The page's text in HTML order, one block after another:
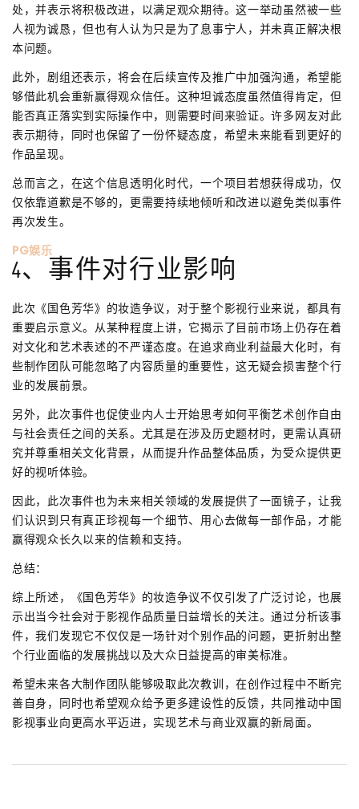
处，并表示将积极改进，以满足观众期待。这一举动虽然被一些
人视为诚恳，但也有人认为只是为了息事宁人，并未真正解决根
本问题。
此外，剧组还表示，将会在后续宣传及推广中加强沟通，希望能
够借此机会重新赢得观众信任。这种坦诚态度虽然值得肯定，但
能否真正落实到实际操作中，则需要时间来验证。许多网友对此
表示期待，同时也保留了一份怀疑态度，希望未来能看到更好的
作品呈现。
总而言之，在这个信息透明化时代，一个项目若想获得成功，仅
仅依靠道歉是不够的，更需要持续地倾听和改进以避免类似事件
再次发生。
PG娱乐
4、事件对行业影响
此次《国色芳华》的妆造争议，对于整个影视行业来说，都具有
重要启示意义。从某种程度上讲，它揭示了目前市场上仍存在着
对文化和艺术表述的不严谨态度。在追求商业利益最大化时，有
些制作团队可能忽略了内容质量的重要性，这无疑会损害整个行
业的发展前景。
另外，此次事件也促使业内人士开始思考如何平衡艺术创作自由
与社会责任之间的关系。尤其是在涉及历史题材时，更需认真研
究并尊重相关文化背景，从而提升作品整体品质，为受众提供更
好的视听体验。
因此，此次事件也为未来相关领域的发展提供了一面镜子，让我
们认识到只有真正珍视每一个细节、用心去做每一部作品，才能
赢得观众长久以来的信赖和支持。
总结：
综上所述，《国色芳华》的妆造争议不仅引发了广泛讨论，也展
示出当今社会对于影视作品质量日益增长的关注。通过分析该事
件，我们发现它不仅仅是一场针对个别作品的问题，更折射出整
个行业面临的发展挑战以及大众日益提高的审美标准。
希望未来各大制作团队能够吸取此次教训，在创作过程中不断完
善自身，同时也希望观众给予更多建设性的反馈，共同推动中国
影视事业向更高水平迈进，实现艺术与商业双赢的新局面。